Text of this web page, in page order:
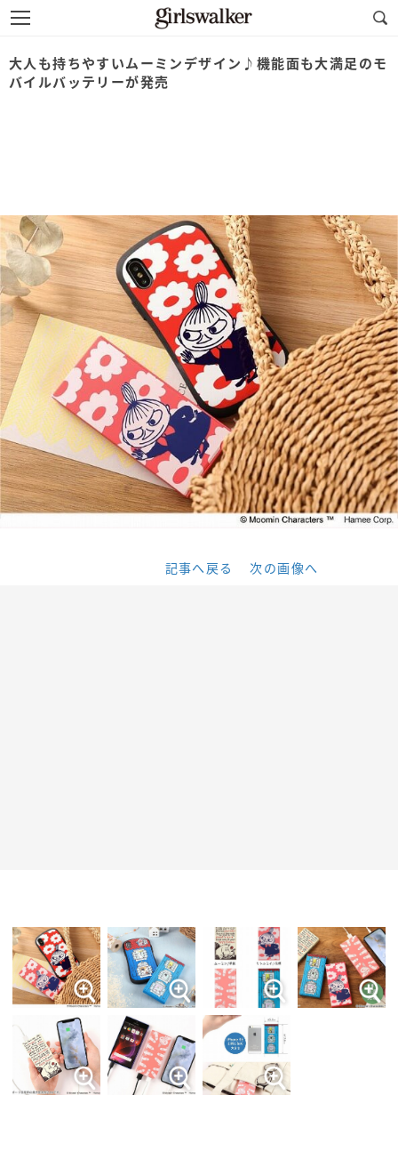
大人も持ちやすいムーミンデザイン♪機能面も大満足のモ
バイルバッテリーが発売
記事へ戻る 次の画像へ